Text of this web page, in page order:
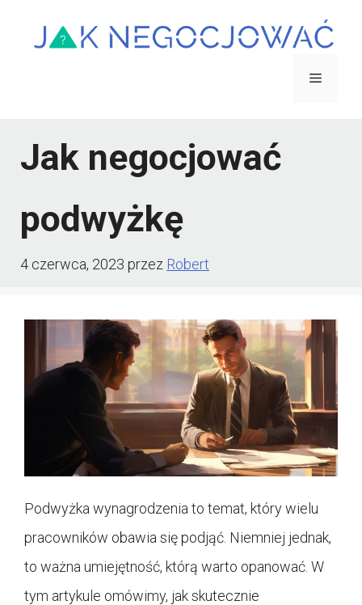
Menu
Jak negocjować
podwyżkę
4 czerwca, 2023 przez Robert
Podwyżka wynagrodzenia to temat, który wielu
pracowników obawia się podjąć. Niemniej jednak,
to ważna umiejętność, którą warto opanować. W
tym artykule omówimy, jak skutecznie